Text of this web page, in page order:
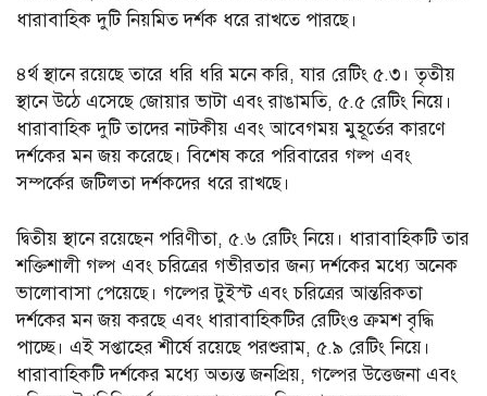
ধারাবাহিক দুটি নিয়মিত দর্শক ধরে রাখতে পারছে।
৪র্থ স্থানে রয়েছে তারে ধরি ধরি মনে করি, যার রেটিং ৫.৩। তৃতীয়
স্থানে উঠে এসেছে জোয়ার ভাটা এবং রাঙামতি, ৫.৫ রেটিং নিয়ে।
ধারাবাহিক দুটি তাদের নাটকীয় এবং আবেগময় মুহূর্তের কারণে
দর্শকের মন জয় করেছে। বিশেষ করে পরিবারের গল্প এবং
সম্পর্কের জটিলতা দর্শকদের ধরে রাখছে।
দ্বিতীয় স্থানে রয়েছেন পরিণীতা, ৫.৬ রেটিং নিয়ে। ধারাবাহিকটি তার
শক্তিশালী গল্প এবং চরিত্রের গভীরতার জন্য দর্শকের মধ্যে অনেক
ভালোবাসা পেয়েছে। গল্পের টুইস্ট এবং চরিত্রের আন্তরিকতা
দর্শকের মন জয় করছে এবং ধারাবাহিকটির রেটিংও ক্রমশ বৃদ্ধি
পাচ্ছে। এই সপ্তাহের শীর্ষে রয়েছে পরশুরাম, ৫.৯ রেটিং নিয়ে।
ধারাবাহিকটি দর্শকের মধ্যে অত্যন্ত জনপ্রিয়, গল্পের উত্তেজনা এবং